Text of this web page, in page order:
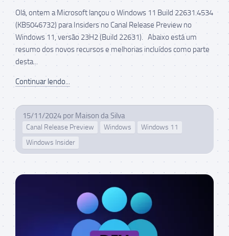
Olá, ontem a Microsoft lançou o Windows 11 Build 22631.4534
(KB5046732) para Insiders no Canal Release Preview no
Windows 11, versão 23H2 (Build 22631). Abaixo está um
resumo dos novos recursos e melhorias incluídos como parte
desta...
Continuar lendo...
15/11/2024 por Maison da Silva
Canal Release Preview Windows
Windows 11
Windows Insider